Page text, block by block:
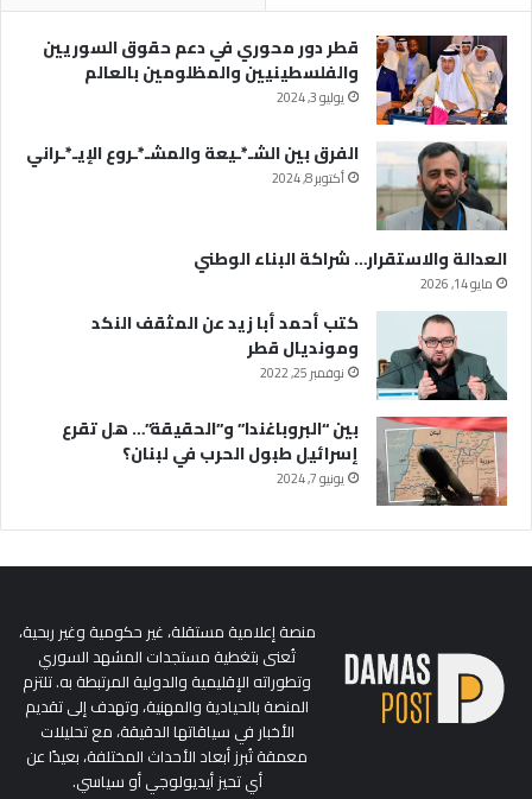
قطر دور محوري في دعم حقوق السوريين
والفلسطينيين والمظلومين بالعالم
يوليو 3, 2024
الفرق بين الشـ*ـيعة والمشـ*ـروع الإيـ*ـراني
أكتوبر 8, 2024
العدالة والاستقرار… شراكة البناء الوطني
مايو 14, 2026
كتب أحمد أبا زيد عن المثقف النكد
ومونديال قطر
نوفمبر 25, 2022
بين “البروباغندا” و”الحقيقة”… هل تقرع
إسرائيل طبول الحرب في لبنان؟
يونيو 7, 2024
منصة إعلامية مستقلة، غير حكومية وغير ربحية،
تُعنى بتغطية مستجدات المشهد السوري
وتطوراته الإقليمية والدولية المرتبطة به. تلتزم
المنصة بالحيادية والمهنية، وتهدف إلى تقديم
الأخبار في سياقاتها الدقيقة، مع تحليلات
معمقة تُبرز أبعاد الأحداث المختلفة، بعيدًا عن
أي تحيز أيديولوجي أو سياسي.